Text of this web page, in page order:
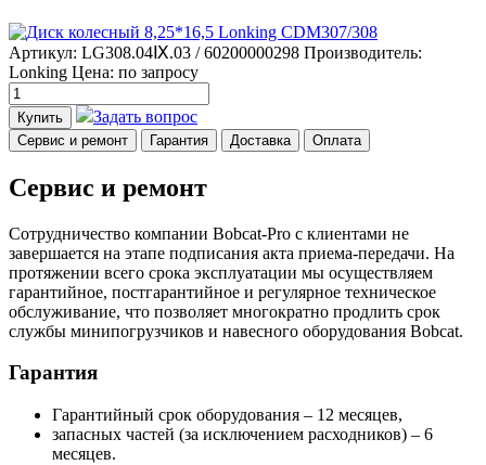
Артикул: LG308.04Ⅸ.03 / 60200000298 Производитель:
Lonking Цена: по запросу
Купить Задать вопрос
Сервис и ремонт Гарантия Доставка Оплата
Сервис и ремонт
Сотрудничество компании Bobcat-Pro с клиентами не
завершается на этапе подписания акта приема-передачи. На
протяжении всего срока эксплуатации мы осуществляем
гарантийное, постгарантийное и регулярное техническое
обслуживание, что позволяет многократно продлить срок
службы минипогрузчиков и навесного оборудования Bobcat.
Гарантия
Гарантийный срок оборудования – 12 месяцев,
запасных частей (за исключением расходников) – 6
месяцев.